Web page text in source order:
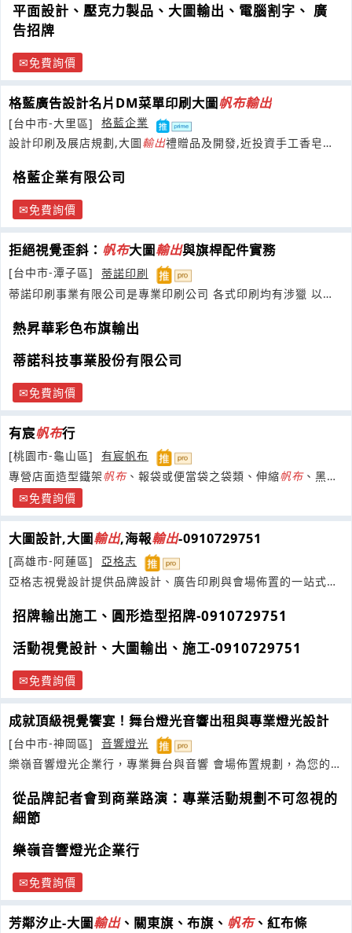
平面設計、壓克力製品、大圖輸出、電腦割字、 廣
告招牌
免費詢價
格藍廣告設計名片DM菜單印刷大圖帆布輸出
[台中市-大里區]
格藍企業
設計印刷及展店規劃,大圖輸出禮贈品及開發,近投資手工香皂開
格藍企業有限公司
免費詢價
拒絕視覺歪斜： 帆布大圖輸出與旗桿配件實務
[台中市-潭子區]
蒂諾印刷
蒂諾印刷事業有限公司是專業印刷公司 各式印刷均有涉獵 以誠
熱昇華彩色布旗輸出
蒂諾科技事業股份有限公司
免費詢價
有宸帆布行
[桃園市-龜山區]
有宸帆布
專營店面造型鐵架帆布、報袋或便當袋之袋類、伸縮帆布、黑網
子、貨車護欄及
免費詢價
大圖設計,大圖輸出,海報輸出-0910729751
[高雄市-阿蓮區]
亞格志
亞格志視覺設計提供品牌設計、廣告印刷與會場佈置的一站式服
招牌輸出施工、圓形造型招牌-0910729751
活動視覺設計、大圖輸出、施工-0910729751
免費詢價
成就頂級視覺饗宴！舞台燈光音響出租與專業燈光設計
[台中市-神岡區]
音響燈光
樂嶺音響燈光企業行，專業舞台與音響 會場佈置規劃，為您的活
從品牌記者會到商業路演：專業活動規劃不可忽視的
細節
樂嶺音響燈光企業行
免費詢價
芳鄰汐止-大圖輸出、關東旗、布旗、 帆布、紅布條